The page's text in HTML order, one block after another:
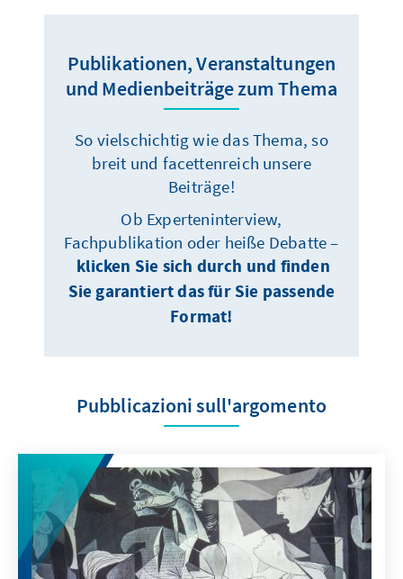
Publikationen, Veranstaltungen
und Medienbeiträge zum Thema
So vielschichtig wie das Thema, so
breit und facettenreich unsere
Beiträge!
Ob Experteninterview,
Fachpublikation oder heiße Debatte –
klicken Sie sich durch und finden
Sie garantiert das für Sie passende
Format!
Pubblicazioni sull'argomento